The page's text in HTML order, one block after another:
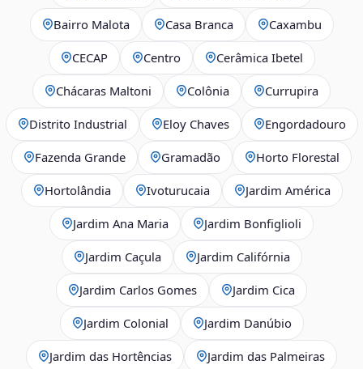
Bairro Malota Casa Branca Caxambu
CECAP Centro Cerâmica Ibetel
Chácaras Maltoni Colônia Currupira
Distrito Industrial Eloy Chaves Engordadouro
Fazenda Grande Gramadão Horto Florestal
Hortolândia Ivoturucaia Jardim América
Jardim Ana Maria Jardim Bonfiglioli
Jardim Caçula Jardim Califórnia
Jardim Carlos Gomes Jardim Cica
Jardim Colonial Jardim Danúbio
Jardim das Hortências Jardim das Palmeiras